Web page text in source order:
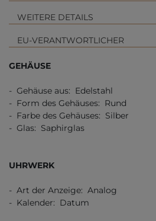
WEITERE DETAILS
EU-VERANTWORTLICHER
GEHÄUSE
- Gehäuse aus: Edelstahl
- Form des Gehäuses: Rund
- Farbe des Gehäuses: Silber
- Glas: Saphirglas
UHRWERK
- Art der Anzeige: Analog
- Kalender: Datum